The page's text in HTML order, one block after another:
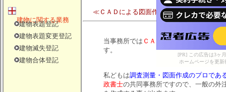
[PR] この広告は3ヶ
ホームページを更
当事務所では ＣＡＤソフトを使用して許
す。
私どもは調査測量・図面作成のプロであ
政書士の共同事務所ですので、一般の外
≪ＣＡＤによる図面作成を承ります！≫
建物に関する業務
建物合体登記
建物滅失登記
建物表題変更登記
建物表題登記